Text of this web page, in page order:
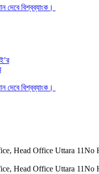
দেবে বিশ্বব্যাংক।
দেবে বিশ্বব্যাংক।
Office, Head Office Uttara
Office, Head Office Uttara